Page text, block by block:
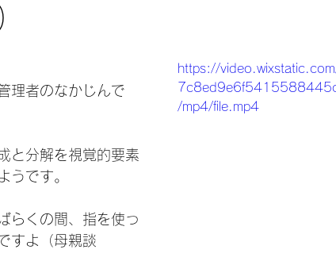
https://
/mp4/file.mp4
理者のなかじんで
と分解を視覚的要素
うです。
らくの間、指を使っ
すよ（母親談